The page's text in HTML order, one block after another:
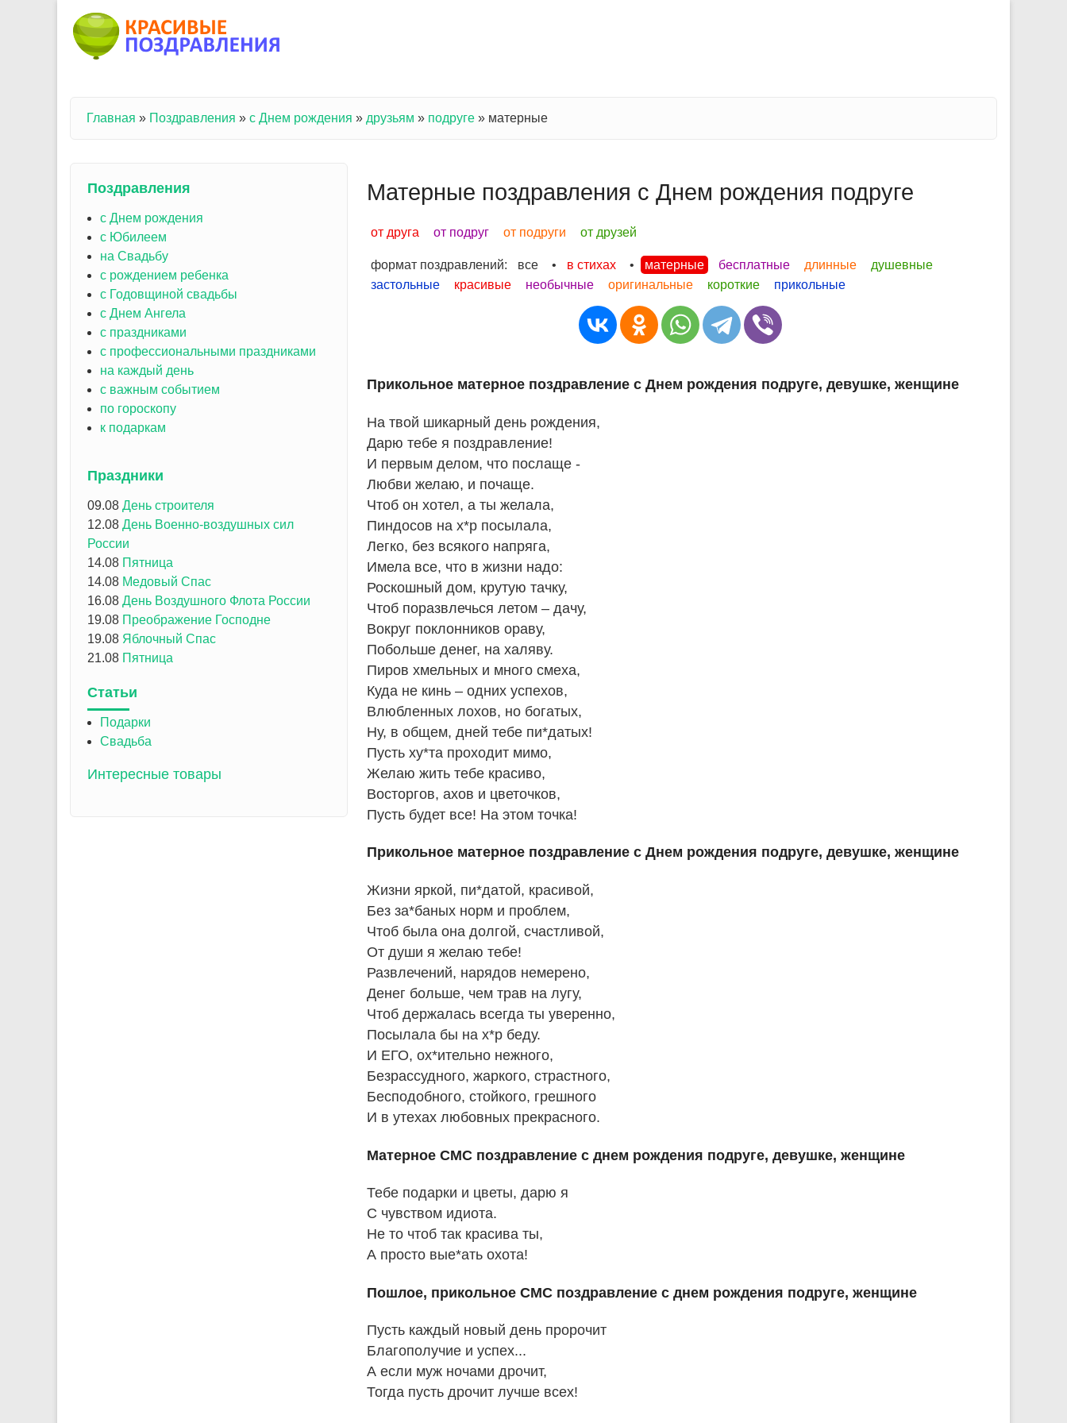
Вы здесь
Главная » Поздравления » с Днем рождения » друзьям » подруге » матерные
Матерные поздравления с Днем рождения подруге
от друга от подруг от подруги от друзей
формат поздравлений: все • в стихах • матерные бесплатные длинные
душевные
застольные
красивые необычные оригинальные короткие прикольные
Прикольное матерное поздравление с Днем рождения подруге, девушке, женщине
На твой шикарный день рождения,
Дарю тебе я поздравление!
И первым делом, что послаще -
Любви желаю, и почаще.
Чтоб он хотел, а ты желала,
Пиндосов на х*р посылала,
Легко, без всякого напряга,
Имела все, что в жизни надо:
Роскошный дом, крутую тачку,
Чтоб поразвлечься летом – дачу,
Вокруг поклонников ораву,
Побольше денег, на халяву.
Пиров хмельных и много смеха,
Куда не кинь – одних успехов,
Влюбленных лохов, но богатых,
Ну, в общем, дней тебе пи*датых!
Пусть ху*та проходит мимо,
Желаю жить тебе красиво,
Восторгов, ахов и цветочков,
Пусть будет все! На этом точка!
Прикольное матерное поздравление с Днем рождения подруге, девушке, женщине
Жизни яркой, пи*датой, красивой,
Без за*баных норм и проблем,
Чтоб была она долгой, счастливой,
От души я желаю тебе!
Развлечений, нарядов немерено,
Денег больше, чем трав на лугу,
Чтоб держалась всегда ты уверенно,
Посылала бы на х*р беду.
И ЕГО, ох*ительно нежного,
Безрассудного, жаркого, страстного,
Бесподобного, стойкого, грешного
И в утехах любовных прекрасного.
Матерное СМС поздравление с днем рождения подруге, девушке, женщине
Тебе подарки и цветы, дарю я
С чувством идиота.
Не то чтоб так красива ты,
А просто вые*ать охота!
Пошлое, прикольное СМС поздравление с днем рождения подруге, женщине
Пусть каждый новый день пророчит
Благополучие и успех...
А если муж ночами дрочит,
Тогда пусть дрочит лучше всех!
Поздравления
с Днем рождения
с Юбилеем
на Свадьбу
с рождением ребенка
с Годовщиной свадьбы
с Днем Ангела
с праздниками
с профессиональными праздниками
на каждый день
с важным событием
по гороскопу
к подаркам
Праздники
09.08 День строителя
12.08 День Военно-воздушных сил
России
14.08 Пятница
14.08 Медовый Спас
16.08 День Воздушного Флота России
19.08 Преображение Господне
19.08 Яблочный Спас
21.08 Пятница
Статьи
Подарки
Свадьба
Интересные товары